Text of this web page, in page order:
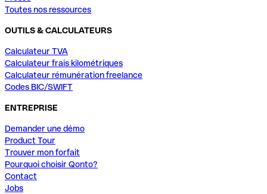
Toutes nos ressources
OUTILS & CALCULATEURS
Calculateur TVA
Calculateur frais kilométriques
Calculateur rémunération freelance
Codes BIC/SWIFT
ENTREPRISE
Demander une démo
Product Tour
Trouver mon forfait
Pourquoi choisir Qonto?
Contact
Jobs